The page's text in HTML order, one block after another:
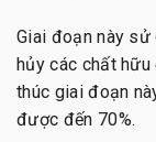
Giai đoạn này
hủy các chất
thúc giai đoạn
được đến 70%.